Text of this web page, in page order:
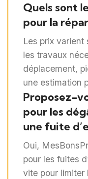
Quels sont
pour la
Les prix
les travaux
déplacement,
une estimation
Proposez-
pour les
une fuite
Oui,
pour les fuites
vite pour limiter